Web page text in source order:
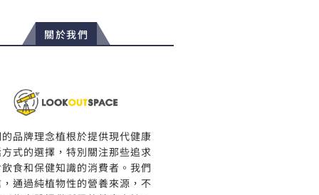
關於我們
品牌理念植根於提供現代健康
方式的選擇，特別關注那些追求
食和保健知識的消費者。我們
通過純植物性的營養來源，不